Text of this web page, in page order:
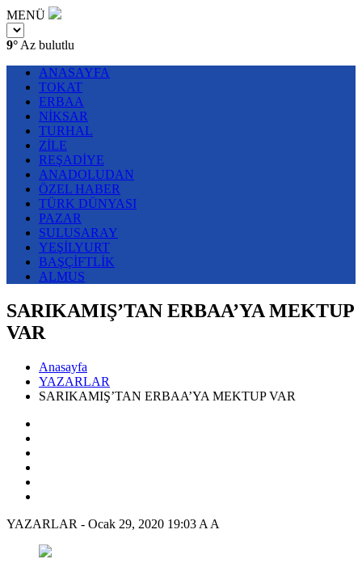
MENÜ
9° Az bulutlu
ANASAYFA
TOKAT
ERBAA
NİKSAR
TURHAL
ZİLE
REŞADİYE
ANADOLUDAN
ÖZEL HABER
TÜRK DÜNYASI
PAZAR
SULUSARAY
YEŞİLYURT
BAŞÇİFTLİK
ALMUS
SARIKAMIŞ’TAN ERBAA’YA MEKTUP
VAR
Anasayfa
YAZARLAR
SARIKAMIŞ’TAN ERBAA’YA MEKTUP VAR
YAZARLAR - Ocak 29, 2020 19:03 A A